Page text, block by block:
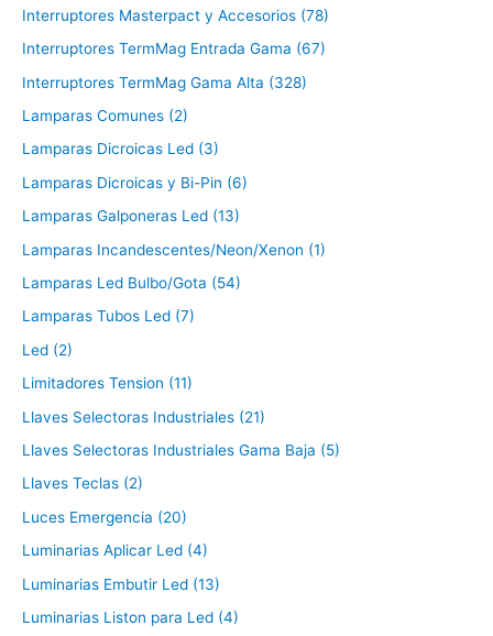
Interruptores Masterpact y Accesorios (78)
Interruptores TermMag Entrada Gama (67)
Interruptores TermMag Gama Alta (328)
Lamparas Comunes (2)
Lamparas Dicroicas Led (3)
Lamparas Dicroicas y Bi-Pin (6)
Lamparas Galponeras Led (13)
Lamparas Incandescentes/Neon/Xenon (1)
Lamparas Led Bulbo/Gota (54)
Lamparas Tubos Led (7)
Led (2)
Limitadores Tension (11)
Llaves Selectoras Industriales (21)
Llaves Selectoras Industriales Gama Baja (5)
Llaves Teclas (2)
Luces Emergencia (20)
Luminarias Aplicar Led (4)
Luminarias Embutir Led (13)
Luminarias Liston para Led (4)